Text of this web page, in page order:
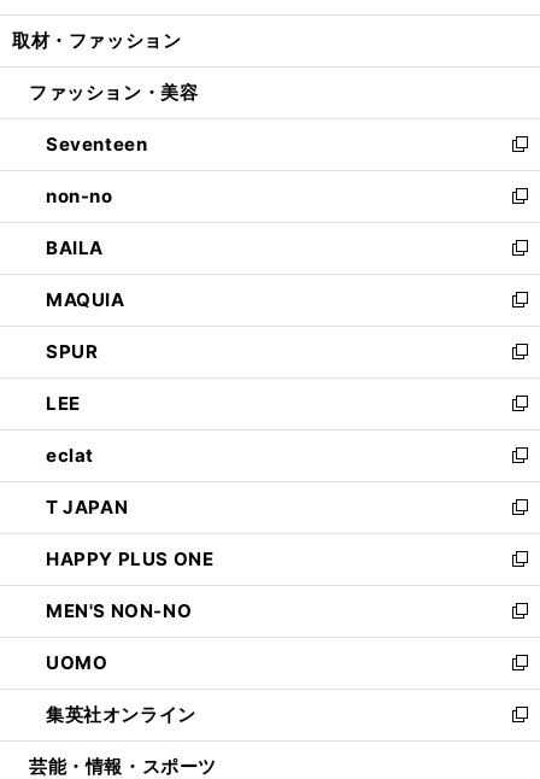
開
ウ
開
ン
ウ
開
く
ウ
ン
ウ
で
開
く
し
ウ
ン
ド
ウ
で
開
く
取材・ファッション
ファッション・美容
Seventeen
新
し
い
ウ
ィ
ン
ド
ウ
で
開
く
non-no
新
し
い
ウ
ィ
ン
ド
ウ
で
開
く
BAILA
新
し
い
ウ
ィ
ン
ド
ウ
で
開
く
MAQUIA
新
し
い
ウ
ィ
ン
ド
ウ
で
開
く
SPUR
新
し
い
ウ
ィ
ン
ド
ウ
で
開
く
LEE
新
し
い
ウ
ィ
ン
ド
ウ
で
開
く
eclat
新
し
い
ウ
ィ
ン
ド
ウ
で
開
く
T JAPAN
新
し
い
ウ
ィ
ン
ド
ウ
で
開
HAPPY PLUS ONE
新
し
い
ウ
ィ
ン
ド
ウ
MEN'S NON-NO
新
し
い
ウ
ィ
ン
UOMO
新
し
い
ウ
集英社オンライン
新
し
芸能・情報・スポーツ